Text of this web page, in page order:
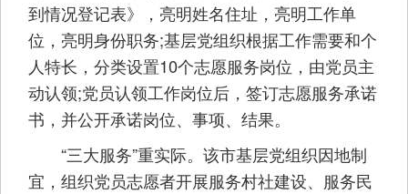
到情况登记表》，亮明姓名住址，亮明工作单
位，亮明身份职务;基层党组织根据工作需要和个
人特长，分类设置10个志愿服务岗位，由党员主
动认领;党员认领工作岗位后，签订志愿服务承诺
书，并公开承诺岗位、事项、结果。
“三大服务”重实际。该市基层党组织因地制
宜，组织党员志愿者开展服务村社建设、服务民